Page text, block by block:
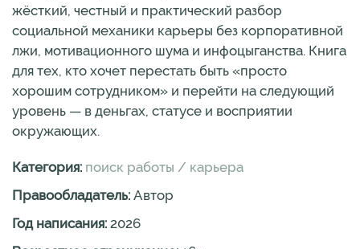
жёсткий, честный и практический разбор
социальной механики карьеры без корпоративной
лжи, мотивационного шума и инфоцыганства. Книга
для тех, кто хочет перестать быть «просто
хорошим сотрудником» и перейти на следующий
уровень — в деньгах, статусе и восприятии
окружающих.
Категория: поиск работы / карьера
Правообладатель: Автор
Год написания: 2026